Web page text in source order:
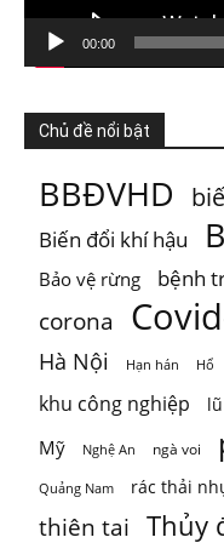
Xem trên Facebook · Chia sẻ
ThienNhien.Net
5 ngày trước
Khí hậu, đa dạng sinh
thêm
Photo
Xem trên Facebook · Chia sẻ
00:00
Chủ đề nổi bật
BBĐVHD
Biến đổi khí hậu
Bảo vệ rừng bệnh
corona
Hà Nội Hạn hán Hổ
khu công nghiệp
Mỹ Nghệ An ngà voi
Quảng Nam rác thải
thiên tai Thủy